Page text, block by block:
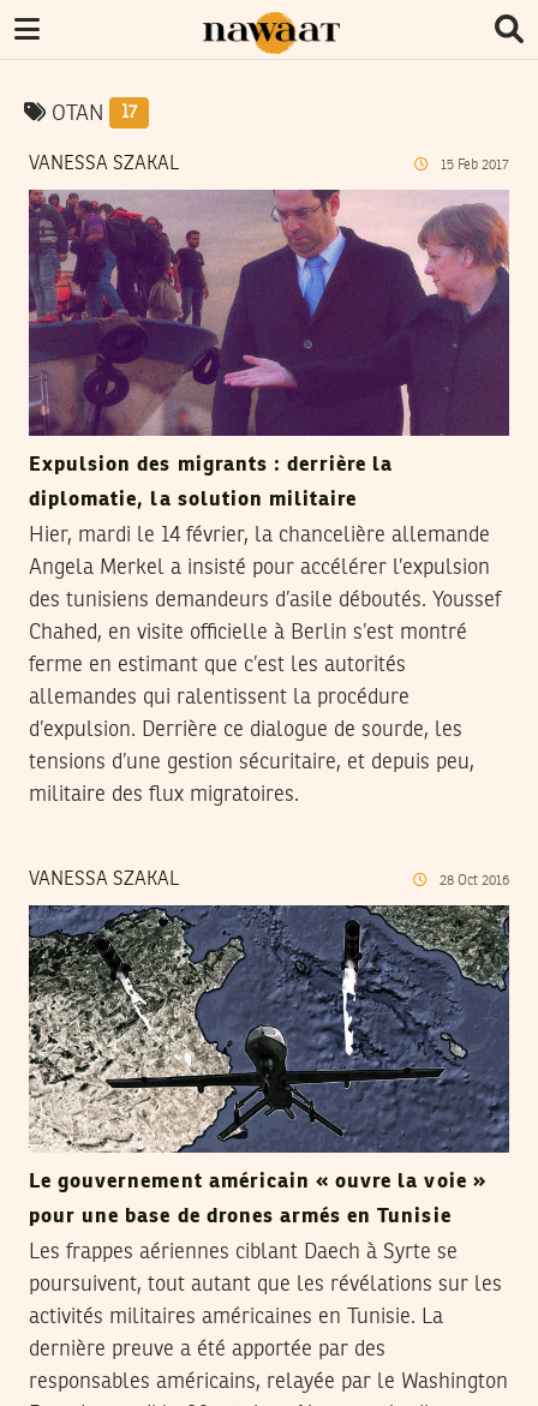
OTAN 17
VANESSA SZAKAL 15 Feb 2017
Expulsion des migrants : derrière la
diplomatie, la solution militaire
Hier, mardi le 14 février, la chancelière allemande
Angela Merkel a insisté pour accélérer l’expulsion
des tunisiens demandeurs d’asile déboutés. Youssef
Chahed, en visite officielle à Berlin s’est montré
ferme en estimant que c’est les autorités
allemandes qui ralentissent la procédure
d’expulsion. Derrière ce dialogue de sourde, les
tensions d’une gestion sécuritaire, et depuis peu,
militaire des flux migratoires.
VANESSA SZAKAL 28 Oct 2016
Le gouvernement américain « ouvre la voie »
pour une base de drones armés en Tunisie
Les frappes aériennes ciblant Daech à Syrte se
poursuivent, tout autant que les révélations sur les
activités militaires américaines en Tunisie. La
dernière preuve a été apportée par des
responsables américains, relayée par le Washington